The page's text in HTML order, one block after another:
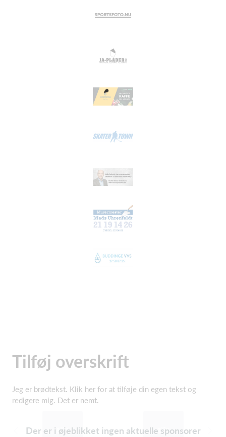
Tilføj overskrift
Jeg er brødtekst. Klik her for at tilføje din egen tekst og
redigere mig. Det er nemt.
Der er i øjeblikket ingen aktuelle sponsorer